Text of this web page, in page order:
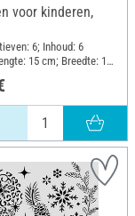
voor kinderen,
6; Inhoud: 6
15 cm; Breedte: 15